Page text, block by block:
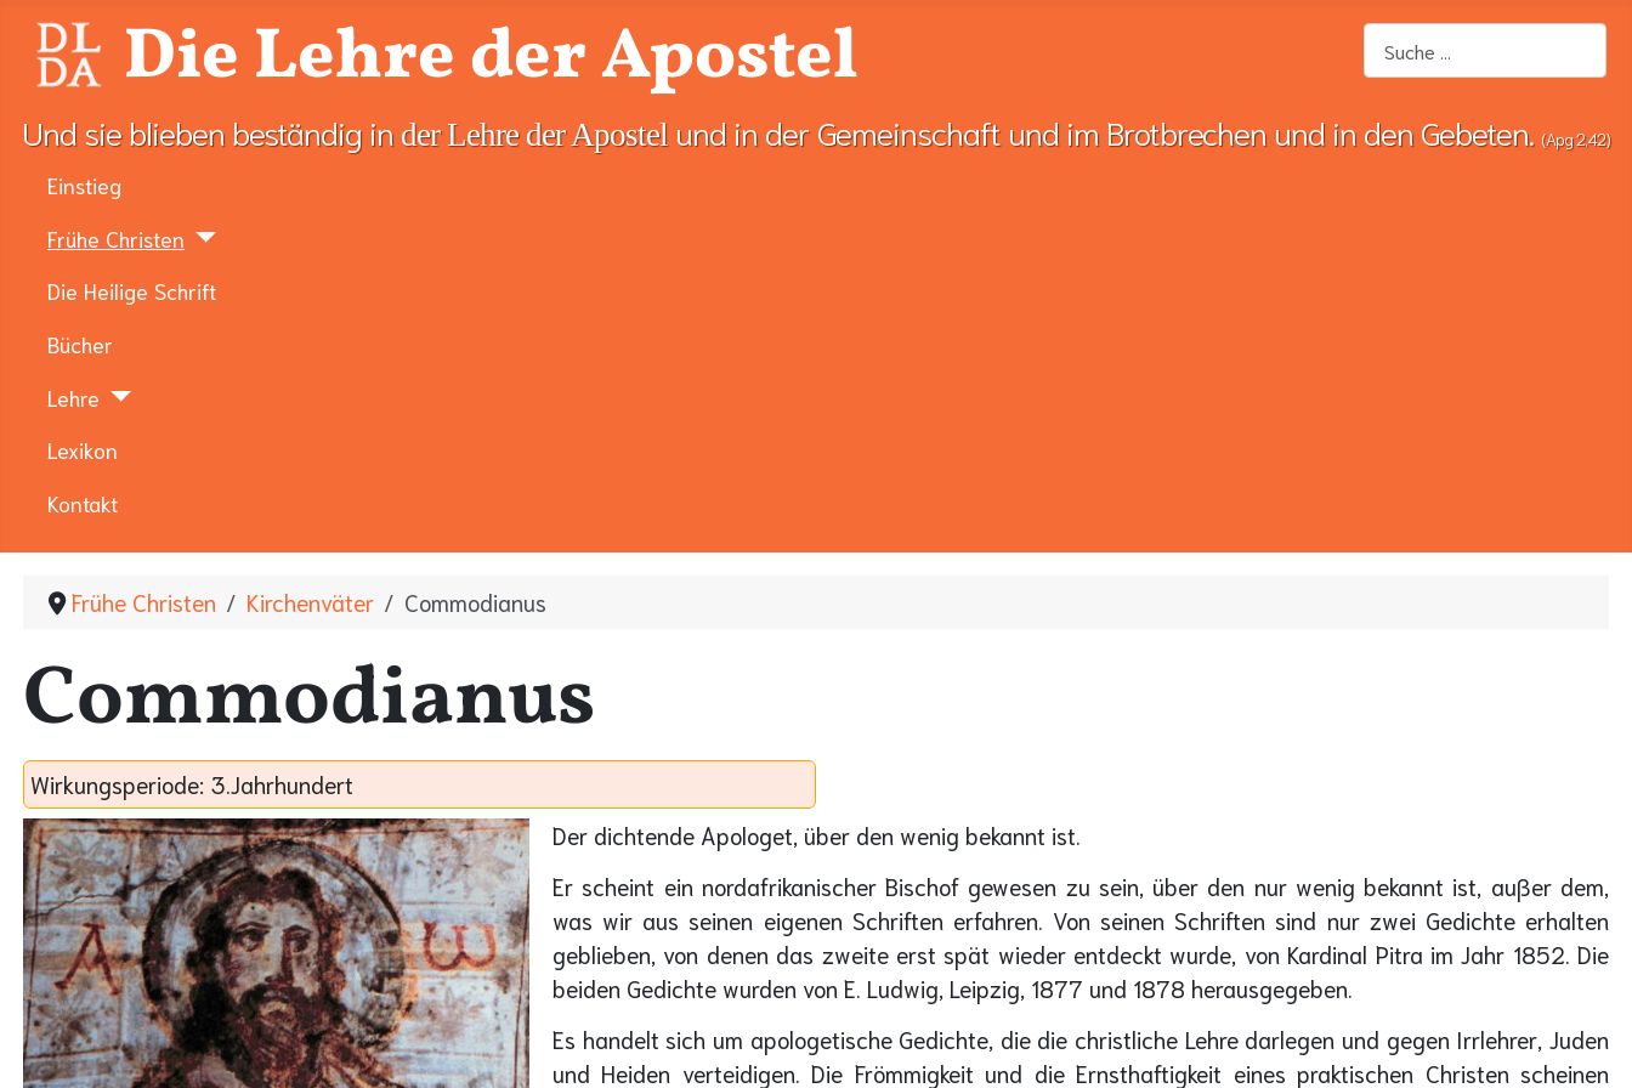
Die Lehre der Apostel Suchen
Und sie blieben beständig in der Lehre der Apostel und in der Gemeinschaft und im Brotbrechen und in den Gebeten. (Apg 2,42)
Einstieg
Frühe Christen
Die Heilige Schrift
Bücher
Lehre
Lexikon
Kontakt
Frühe Christen Kirchenväter Commodianus
Commodianus
Wirkungsperiode: 3.Jahrhundert
Der dichtende Apologet, über den wenig bekannt ist.
Er scheint ein nordafrikanischer Bischof gewesen zu sein, über den nur wenig bekannt ist, außer dem,
was wir aus seinen eigenen Schriften erfahren. Von seinen Schriften sind nur zwei Gedichte erhalten
geblieben, von denen das zweite erst spät wieder entdeckt wurde, von Kardinal Pitra im Jahr 1852. Die
beiden Gedichte wurden von E. Ludwig, Leipzig, 1877 und 1878 herausgegeben.
Es handelt sich um apologetische Gedichte, die die christliche Lehre darlegen und gegen Irrlehrer, Juden
und Heiden verteidigen. Die Frömmigkeit und die Ernsthaftigkeit eines praktischen Christen scheinen